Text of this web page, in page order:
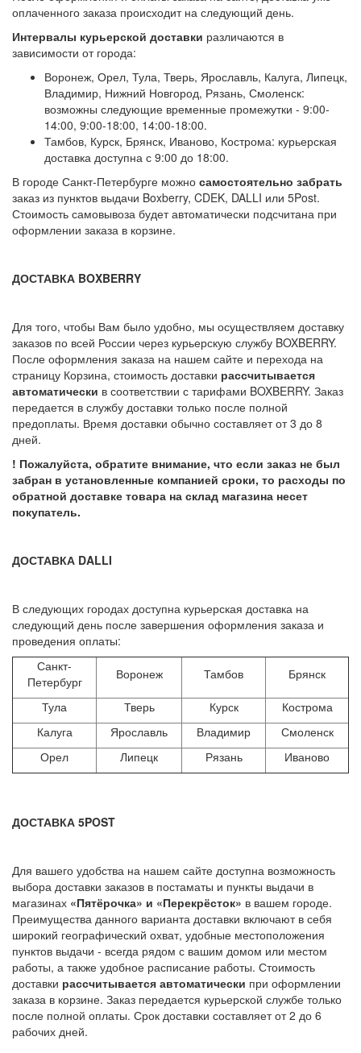
оплаченного заказа происходит на следующий день.
Интервалы курьерской доставки различаются в
зависимости от города:
Воронеж, Орел, Тула, Тверь, Ярославль, Калуга, Липецк,
Владимир, Нижний Новгород, Рязань, Смоленск:
возможны следующие временные промежутки - 9:00-
14:00, 9:00-18:00, 14:00-18:00.
Тамбов, Курск, Брянск, Иваново, Кострома: курьерская
доставка доступна с 9:00 до 18:00.
В городе Санкт-Петербурге можно самостоятельно забрать
заказ из пунктов выдачи Boxberry, CDEK, DALLI или 5Post.
Стоимость самовывоза будет автоматически подсчитана при
оформлении заказа в корзине.
ДОСТАВКА BOXBERRY
Для того, чтобы Вам было удобно, мы осуществляем доставку
заказов по всей России через курьерскую службу BOXBERRY.
После оформления заказа на нашем сайте и перехода на
страницу Корзина, стоимость доставки рассчитывается
автоматически в соответствии с тарифами BOXBERRY. Заказ
передается в службу доставки только после полной
предоплаты. Время доставки обычно составляет от 3 до 8
дней.
! Пожалуйста, обратите внимание, что если заказ не был
забран в установленные компанией сроки, то расходы по
обратной доставке товара на склад магазина несет
покупатель.
ДОСТАВКА DALLI
В следующих городах доступна курьерская доставка на
следующий день после завершения оформления заказа и
проведения оплаты:
Санкт-
Петербург
Воронеж Тамбов Брянск
Тула Тверь Курск
Кострома
Калуга
Ярославль Владимир
Смоленск
Орел
Липецк Рязань Иваново
ДОСТАВКА 5POST
Для вашего удобства на нашем сайте доступна возможность
выбора доставки заказов в постаматы и пункты выдачи в
магазинах «Пятёрочка» и «Перекрёсток» в вашем городе.
Преимущества данного варианта доставки включают в себя
широкий географический охват, удобные местоположения
пунктов выдачи - всегда рядом с вашим домом или местом
работы, а также удобное расписание работы. Стоимость
доставки рассчитывается автоматически при оформлении
заказа в корзине. Заказ передается курьерской службе только
после полной оплаты. Срок доставки составляет от 2 до 6
рабочих дней.